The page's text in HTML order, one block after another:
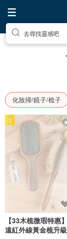
去尋找靈感吧
化妝掃/鏡子/梳子
【33木梳微瑕特惠】
遠紅外線黃金梳升
1